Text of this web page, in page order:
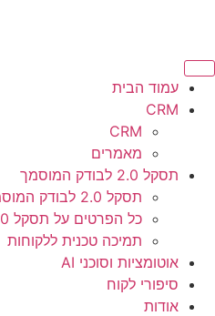
עמוד הבית
CRM
CRM
מאמרים
תסקל 2.0 לבודק המוסמך
תסקל 2.0 לבודק המוסמך
כל הפרטים על תסקל 2.0
תמיכה טכנית ללקוחות
אוטומציות וסוכני AI
סיפורי לקוח
אודות